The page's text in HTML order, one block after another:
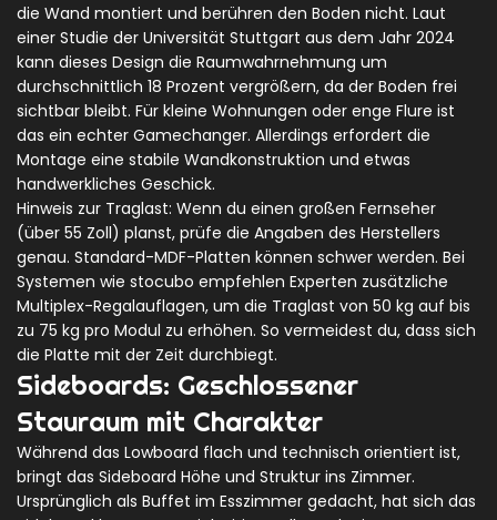
die Wand montiert und berühren den Boden nicht. Laut
einer Studie der Universität Stuttgart aus dem Jahr 2024
kann dieses Design die Raumwahrnehmung um
durchschnittlich 18 Prozent vergrößern, da der Boden frei
sichtbar bleibt. Für kleine Wohnungen oder enge Flure ist
das ein echter Gamechanger. Allerdings erfordert die
Montage eine stabile Wandkonstruktion und etwas
handwerkliches Geschick.
Hinweis zur Traglast: Wenn du einen großen Fernseher
(über 55 Zoll) planst, prüfe die Angaben des Herstellers
genau. Standard-MDF-Platten können schwer werden. Bei
Systemen wie stocubo empfehlen Experten zusätzliche
Multiplex-Regalauflagen, um die Traglast von 50 kg auf bis
zu 75 kg pro Modul zu erhöhen. So vermeidest du, dass sich
die Platte mit der Zeit durchbiegt.
Sideboards: Geschlossener
Stauraum mit Charakter
Während das Lowboard flach und technisch orientiert ist,
bringt das Sideboard Höhe und Struktur ins Zimmer.
Ursprünglich als Buffet im Esszimmer gedacht, hat sich das